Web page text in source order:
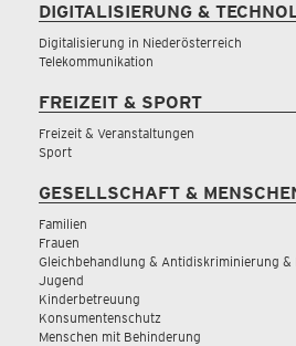
DIGITALISIERUNG &
Digitalisierung in Niederösterreich
Telekommunikation
FREIZEIT & SPORT
Freizeit & Veranstaltungen
Sport
GESELLSCHAFT &
Familien
Frauen
Gleichbehandlung & Antidiskriminierung &
Jugend
Kinderbetreuung
Konsumentenschutz
Menschen mit Behinderung